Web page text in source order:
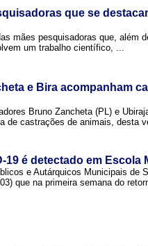
que se
mães pesquisadoras que, além
um trabalho científico, ...
e Bira acompanham
Bruno Zancheta (PL) e
de castrações de animais, desta
19 é detectado em Escola
e Autárquicos Municipais de
que na primeira semana do